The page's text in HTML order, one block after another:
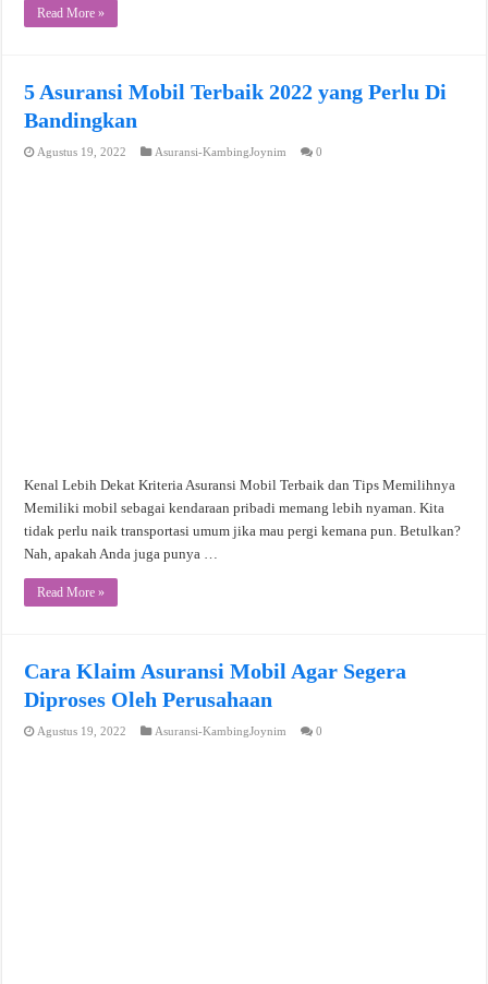
Read More »
5 Asuransi Mobil Terbaik 2022 yang Perlu Di
Bandingkan
Agustus 19, 2022 Asuransi-KambingJoynim 0
Kenal Lebih Dekat Kriteria Asuransi Mobil Terbaik dan Tips Memilihnya
Memiliki mobil sebagai kendaraan pribadi memang lebih nyaman. Kita
tidak perlu naik transportasi umum jika mau pergi kemana pun. Betulkan?
Nah, apakah Anda juga punya …
Read More »
Cara Klaim Asuransi Mobil Agar Segera
Diproses Oleh Perusahaan
Agustus 19, 2022 Asuransi-KambingJoynim 0